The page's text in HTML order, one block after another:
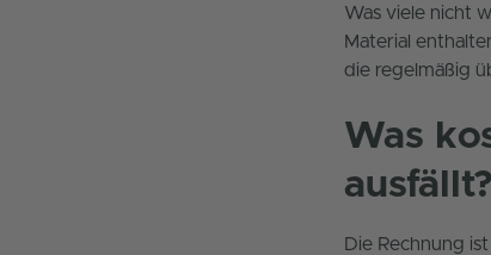
Was viele nicht
Material
die regelmäßig
Was
ausfällt?
Die Rechnung